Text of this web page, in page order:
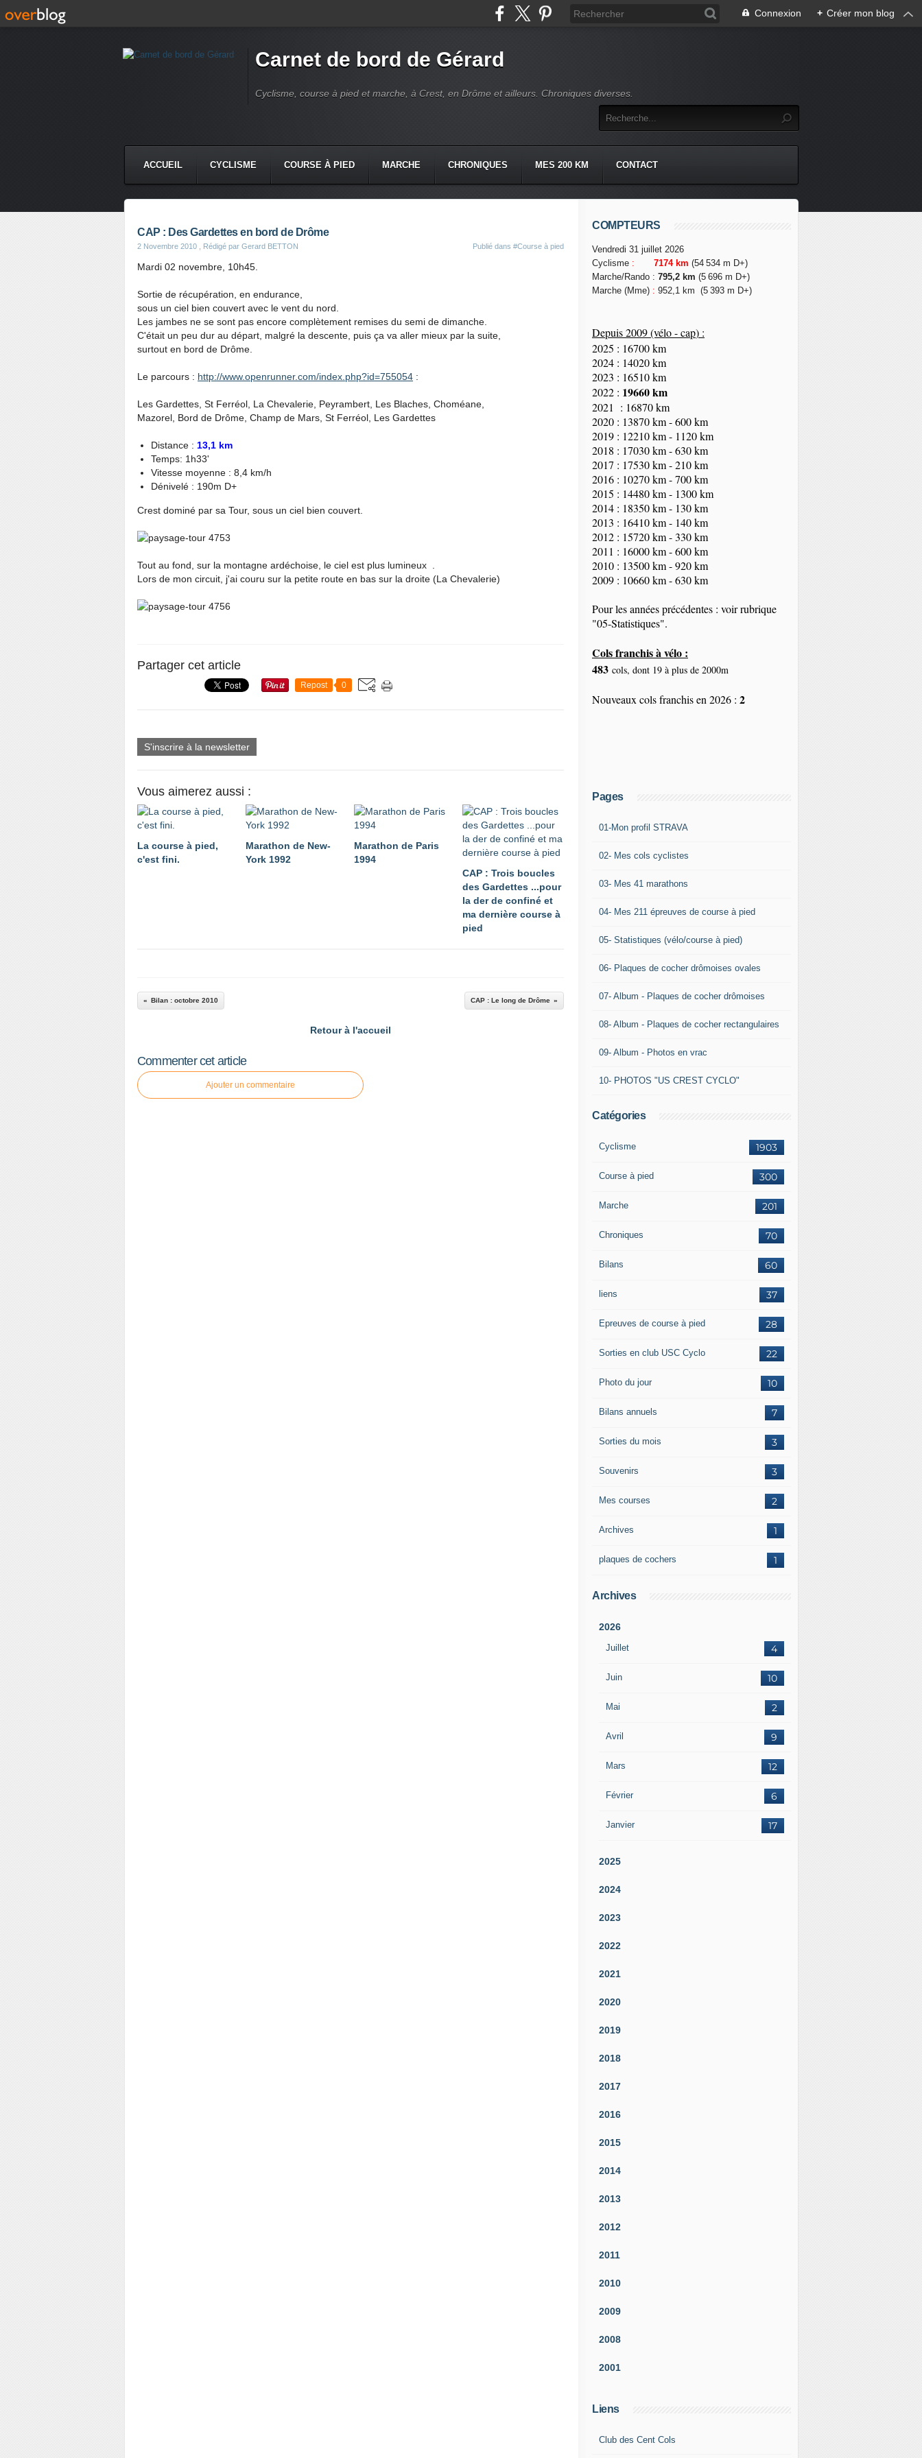
Connexion + Créer mon blog
Carnet de bord de Gérard
Cyclisme, course à pied et marche, à Crest, en Drôme et ailleurs. Chroniques diverses.
ACCUEIL CYCLISME COURSE À PIED MARCHE CHRONIQUES MES 200 KM CONTACT
CAP : Des Gardettes en bord de Drôme
2 Novembre 2010 , Rédigé par Gerard BETTON Publié dans #Course à pied
Mardi 02 novembre, 10h45.
Sortie de récupération, en endurance,
sous un ciel bien couvert avec le vent du nord.
Les jambes ne se sont pas encore complètement remises du semi de dimanche.
C'était un peu dur au départ, malgré la descente, puis ça va aller mieux par la suite,
surtout en bord de Drôme.
Le parcours : http://www.openrunner.com/index.php?id=755054 :
Les Gardettes, St Ferréol, La Chevalerie, Peyrambert, Les Blaches, Choméane,
Mazorel, Bord de Drôme, Champ de Mars, St Ferréol, Les Gardettes
Distance : 13,1 km
Temps: 1h33'
Vitesse moyenne : 8,4 km/h
Dénivelé : 190m D+
Crest dominé par sa Tour, sous un ciel bien couvert.
Tout au fond, sur la montagne ardéchoise, le ciel est plus lumineux .
Lors de mon circuit, j'ai couru sur la petite route en bas sur la droite (La Chevalerie)
Partager cet article
Repost 0
S'inscrire à la newsletter
Vous aimerez aussi :
La course à pied,
c'est fini.
Marathon de New-
York 1992
Marathon de Paris
1994
CAP : Trois boucles
des Gardettes ...pour
la der de confiné et
ma dernière course à
pied
Bilan : octobre 2010 CAP : Le long de Drôme
Retour à l'accueil
Commenter cet article
Ajouter un commentaire
COMPTEURS
Vendredi 31 juillet 2026
Cyclisme : 7174 km (54 534 m D+)
Marche/Rando : 795,2 km (5 696 m D+)
Marche (Mme) : 952,1 km (5 393 m D+)
Depuis 2009 (vélo - cap) :
2025 : 16700 km
2024 : 14020 km
2023 : 16510 km
2022 : 19660 km
2021 : 16870 km
2020 : 13870 km - 600 km
2019 : 12210 km - 1120 km
2018 : 17030 km - 630 km
2017 : 17530 km - 210 km
2016 : 10270 km - 700 km
2015 : 14480 km - 1300 km
2014 : 18350km- 130 km
2013 : 16410 km - 140 km
2012 : 15720 km - 330 km
2011 : 16000 km - 600 km
2010 : 13500 km - 920 km
2009 : 10660 km - 630 km
Pour les années précédentes : voir rubrique
"05-Statistiques".
Cols franchis à vélo :
483 cols, dont 19 à plus de 2000m
Nouveaux cols franchis en 2026 : 2
Pages
01-Mon profil STRAVA
02- Mes cols cyclistes
03- Mes 41 marathons
04- Mes 211 épreuves de course à pied
05- Statistiques (vélo/course à pied)
06- Plaques de cocher drômoises ovales
07- Album - Plaques de cocher drômoises
08- Album - Plaques de cocher rectangulaires
09- Album - Photos en vrac
10- PHOTOS "US CREST CYCLO"
Catégories
1903
Cyclisme
300
Course à pied
201
Marche
70
Chroniques
60
Bilans
37
liens
28
Epreuves de course à pied
22
Sorties en club USC Cyclo
10
Photo du jour
7
Bilans annuels
3
Sorties du mois
3
Souvenirs
2
Mes courses
1
Archives
1
plaques de cochers
Archives
2026
Juillet 4
Juin 10
Mai 2
Avril 9
Mars 12
Février 6
Janvier 17
2025
2024
2023
2022
2021
2020
2019
2018
2017
2016
2015
2014
2013
2012
2011
2010
2009
2008
2001
Liens
Club des Cent Cols